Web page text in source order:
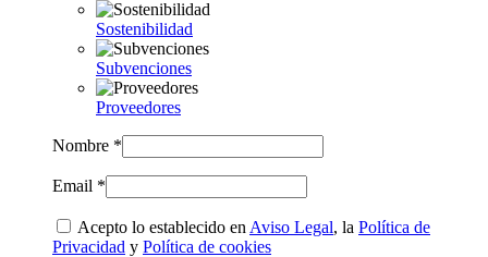
Sostenibilidad
Subvenciones
Proveedores
Nombre *
Email *
Acepto lo establecido en Aviso Legal, la Política de
Privacidad y Política de cookies